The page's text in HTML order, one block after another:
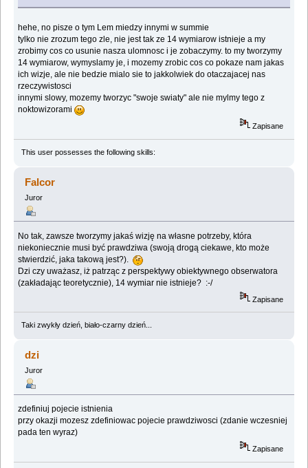
hehe, no pisze o tym Lem miedzy innymi w summie
tylko nie zrozum tego zle, nie jest tak ze 14 wymiarow istnieje a my
zrobimy cos co usunie nasza ulomnosc i je zobaczymy. to my tworzymy
14 wymiarow, wymyslamy je, i mozemy zrobic cos co pokaze nam jakas
ich wizje, ale nie bedzie mialo sie to jakkolwiek do otaczajacej nas
rzeczywistosci
innymi slowy, mozemy tworzyc "swoje swiaty" ale nie mylmy tego z
noktowizorami
Zapisane
This user possesses the following skills:
Falcor
Juror
No tak, zawsze tworzymy jakaś wizję na własne potrzeby, która
niekoniecznie musi być prawdziwa (swoją drogą ciekawe, kto może
stwierdzić, jaka takową jest?).
Dzi czy uważasz, iż patrząc z perspektywy obiektywnego obserwatora
(zakładając teoretycznie), 14 wymiar nie istnieje? :-/
Zapisane
Taki zwykły dzień, biało-czarny dzień...
dzi
Juror
zdefiniuj pojecie istnienia
przy okazji mozesz zdefiniowac pojecie prawdziwosci (zdanie wczesniej
pada ten wyraz)
Zapisane